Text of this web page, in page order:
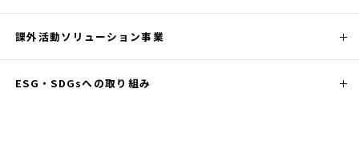
課外活動ソリューション事業
ESG・SDGsへの取り組み